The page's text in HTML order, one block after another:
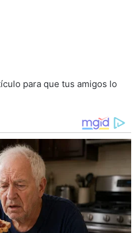
para que tus amigos lo